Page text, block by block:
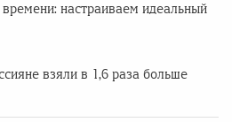
настраиваем идеальный
взяли в 1,6 раза больше